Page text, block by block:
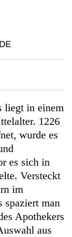
liegt in einem
1226
wurde es
es sich in
Versteckt
im
spaziert man
Apothekers
aus